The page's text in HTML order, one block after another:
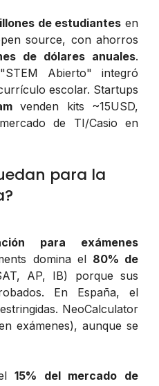
de estudiantes en
source, con ahorros
de dólares anuales.
Abierto" integró
escolar. Startups
venden kits ~15USD,
de TI/Casio en
para la
para exámenes
domina el 80% de
AP, IB) porque sus
En España, el
NeoCalculator
exámenes), aunque se
el15% del mercado de